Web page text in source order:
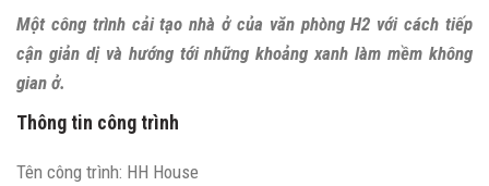
Một công trình cải tạo nhà ở của văn phòng H2 với cách tiếp
cận giản dị và hướng tới những khoảng xanh làm mềm không
gian ở.
Thông tin công trình
Tên công trình: HH House